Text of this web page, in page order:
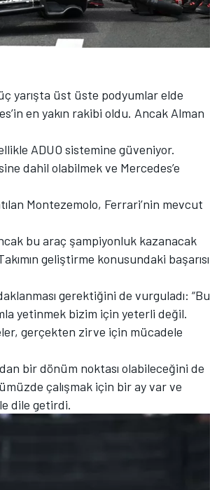
yarışta üst üste podyumlar elde
en yakın rakibi oldu. Ancak Alman
ADUO sistemine güveniyor.
dahil olabilmek ve Mercedes’e
Montezemolo, Ferrari’nin mevcut
bu araç şampiyonluk kazanacak
geliştirme konusundaki başarısı
gerektiğini de vurguladı: “Bu
yetinmek bizim için yeterli değil.
gerçekten zirve için mücadele
bir dönüm noktası olabileceğini de
çalışmak için bir ay var ve
dile getirdi.